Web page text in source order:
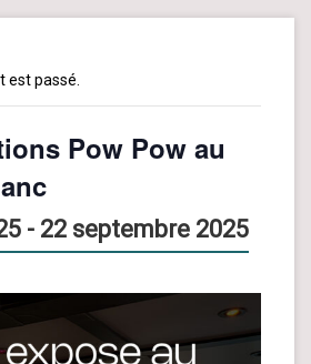
est passé.
Pow Pow au
- 22 septembre 2025